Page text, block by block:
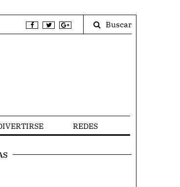
Buscar
REDES